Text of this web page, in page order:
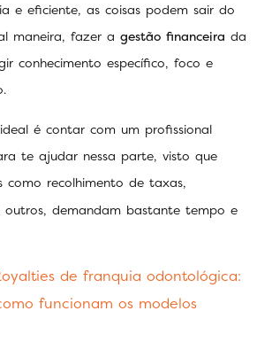
e eficiente, as coisas podem sair do
maneira, fazer a gestão financeira da
conhecimento específico, foco e
é contar com um profissional
te ajudar nessa parte, visto que
como recolhimento de taxas,
outros, demandam bastante tempo e
de franquia odontológica:
funcionam os modelos